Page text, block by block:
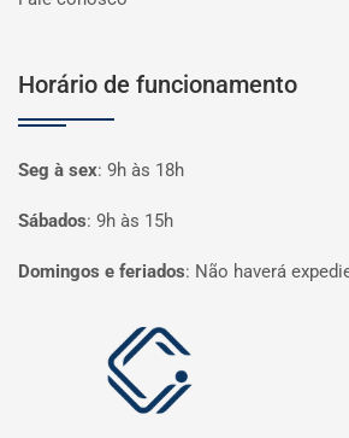
Horário de funcionamento
Seg à sex: 9h às 18h
Sábados: 9h às 15h
Domingos e feriados: Não haverá
Página inicial